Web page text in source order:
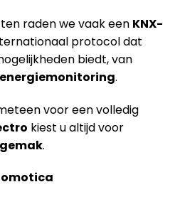
raden we vaak een KNX-
protocol dat
biedt, van
energiemonitoring.
voor een volledig
kiest u altijd voor
.